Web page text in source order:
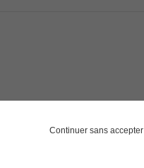
Continuer sans accepter